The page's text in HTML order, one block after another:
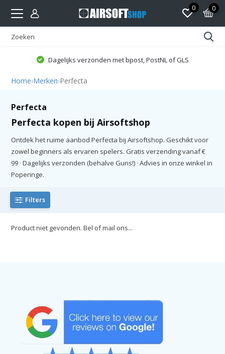
0 0
Dagelijks verzonden met bpost, PostNL of GLS
Home›Merken›Perfecta
Perfecta
Perfecta kopen bij Airsoftshop
Ontdek het ruime aanbod Perfecta bij Airsoftshop. Geschikt voor
zowel beginners als ervaren spelers. Gratis verzending vanaf €
99 · Dagelijks verzonden (behalve Guns!) · Advies in onze winkel in
Poperinge.
Filters
Product niet gevonden. Bel of mail ons...